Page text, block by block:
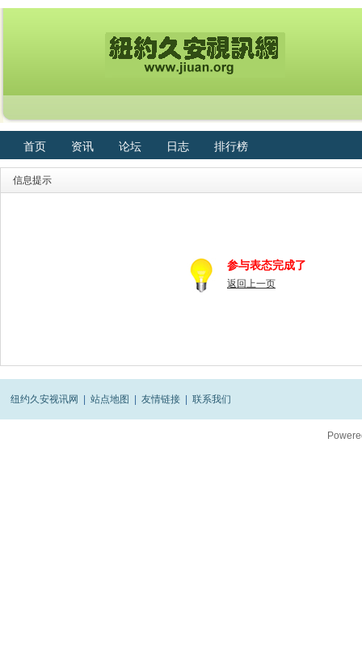
首页 资讯 论坛 日志 排行榜
信息提示
参与表态完成了
返回上一页
纽约久安视讯网 站点地图 友情链接 联系我们